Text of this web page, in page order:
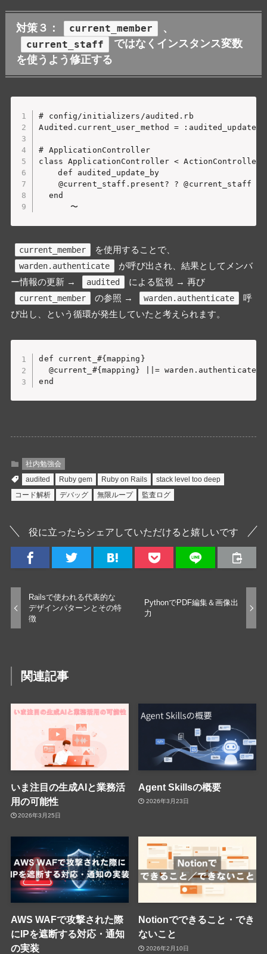
対策３： current_member 、
current_staff
ではなくインスタンス変数
を使うよう修正する
# config/initializers/audited.rb
Audited.current_user_method =
# ApplicationController
class ApplicationController <
	def audited_update_by
@current_staff.present? ? @current_staff :
  end
current_member を使用することで、
warden.authenticate
が呼び出され、結果としてメンバ
ー情報の更新 →
audited による監視 → 再び
current_member の参照 → warden.authenticate
呼
び出し、という循環が発生していたと考えられます。
def current_#{mapping}
@current_#{mapping} ||=
社内勉強会
audited
Ruby gem Ruby on Rails
stack level too deep
コード解析
デバッグ 無限ループ 監査ログ
役に立ったらシェアしていただけると嬉しいです
Railsで使われる代表的な
デザインパターンとその特
徴
PythonでPDF編集＆画像出
力
関連記事
いま注目の生成AIと業務活
用の可能性
2026年3月25日
Agent Skillsの概要
2026年3月23日
AWS WAFで攻撃された際
にIPを遮断する対応・通知
の実装
Notionでできること・でき
ないこと
2026年2月10日